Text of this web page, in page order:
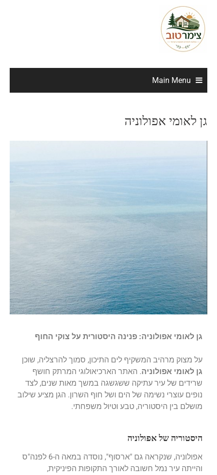
Main Menu
גן לאומי אפולוניה
גן לאומי אפולוניה: פנינה היסטורית על צוקי החוף
על מצוק מרהיב המשקיף לים התיכון, סמוך להרצליה, שוכן
גן לאומי אפולוניה. האתר הארכיאולוגי המרתק חושף
שרידים של עיר עתיקה ששגשגה במשך מאות שנים, לצד
נופים עוצרי נשימה של הים ושל חוף השרון. הגן מציע שילוב
מושלם בין היסטוריה, טבע וטיול משפחתי.
היסטוריה של אפולוניה
אפולוניה, שנקראה גם "ארסוף", נוסדה במאה ה-6 לפנה"ס
והייתה עיר נמל חשובה לאורך התקופות הפיניקית,